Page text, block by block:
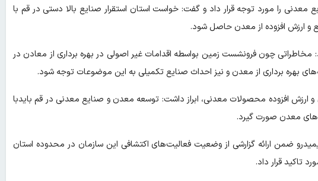
را مورد توجه قرار داد و گفت: خواست استان استقرار صنایع بالا دستی در قم با
و ارزش افزوده از معدن حاصل شود.
مخاطراتی چون فرونشست زمین بواسطه اقدامات غیر اصولی در بهره برداری از معادن در
بهره برداری از معدن و نیز احداث صنایع تکمیلی به این موضوعات توجه شود.
و ارزش افزوده محصولات معدنی، ابراز داشت: توسعه معدن و صنایع معدنی در قم بایدبا
معدن صورت گیرد.
ضمن ارائه گزارشی از وضعیت فعالیت‌های اکتشافی این سازمان در محدوده استان
تاکید قرار داد.